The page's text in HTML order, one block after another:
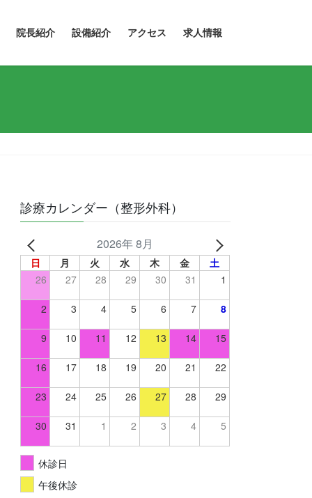
院長紹介 設備紹介 アクセス 求人情報
診療カレンダー（整形外科）
2026年 8月
日 月 火 水 木 金
土
26
27 28 29 30 31 1
2 3 4 5 6 7 8
9 10 11 12 13 14 15
16 17 18 19 20 21 22
23 24 25 26 27 28 29
30 31 1 2 3 4 5
休診日
午後休診